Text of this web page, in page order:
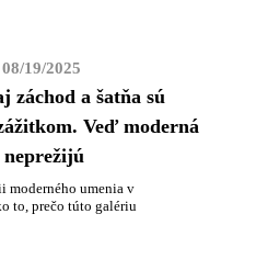
19/2025
záchod a šatňa sú
Veď moderná
neprežijú
moderného umenia v
to, prečo túto galériu